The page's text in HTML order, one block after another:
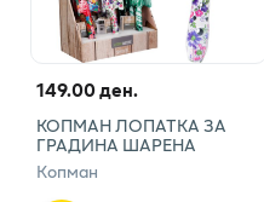
149.00 ден.
КОПМАН ЛОПАТКА ЗА
ГРАДИНА ШАРЕНА
Копман